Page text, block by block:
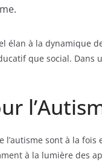
élan à la
que social.
l’autisme sont à la
à la lumière des